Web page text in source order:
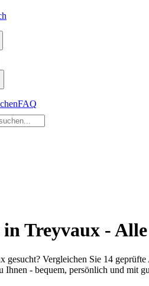
FAQ
inTreyvaux - Alle
gesucht? Vergleichen Sie 14
Ihnen - bequem, persönlich und mit